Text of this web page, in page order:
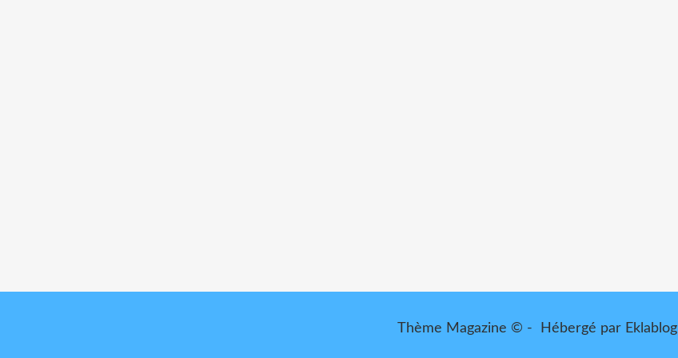
Thème Magazine © - Hébergé par Eklablog